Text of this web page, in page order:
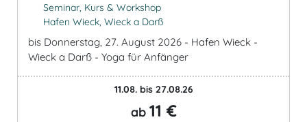
Seminar, Kurs & Workshop
Hafen Wieck, Wieck a Darß
bis Donnerstag, 27. August 2026 - Hafen Wieck -
Wieck a Darß - Yoga für Anfänger
11.08. bis 27.08.26
ab 11 €